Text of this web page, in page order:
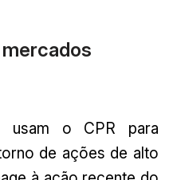
usam o CPR para
de ações de alto